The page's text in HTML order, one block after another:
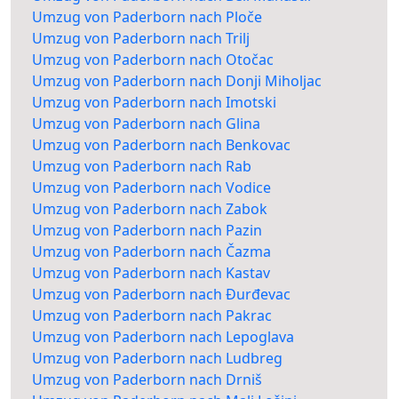
Umzug von Paderborn nach Ploče
Umzug von Paderborn nach Trilj
Umzug von Paderborn nach Otočac
Umzug von Paderborn nach Donji Miholjac
Umzug von Paderborn nach Imotski
Umzug von Paderborn nach Glina
Umzug von Paderborn nach Benkovac
Umzug von Paderborn nach Rab
Umzug von Paderborn nach Vodice
Umzug von Paderborn nach Zabok
Umzug von Paderborn nach Pazin
Umzug von Paderborn nach Čazma
Umzug von Paderborn nach Kastav
Umzug von Paderborn nach Đurđevac
Umzug von Paderborn nach Pakrac
Umzug von Paderborn nach Lepoglava
Umzug von Paderborn nach Ludbreg
Umzug von Paderborn nach Drniš